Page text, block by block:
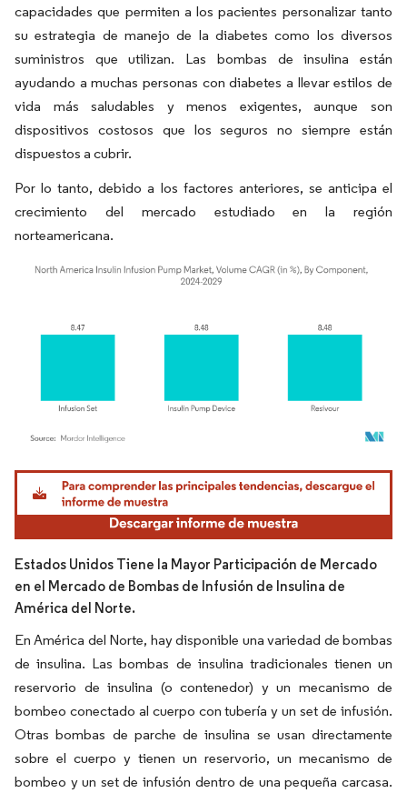
capacidades que permiten a los pacientes personalizar tanto
su estrategia de manejo de la diabetes como los diversos
suministros que utilizan. Las bombas de insulina están
ayudando a muchas personas con diabetes a llevar estilos de
vida más saludables y menos exigentes, aunque son
dispositivos costosos que los seguros no siempre están
dispuestos a cubrir.
Por lo tanto, debido a los factores anteriores, se anticipa el
crecimiento del mercado estudiado en la región
norteamericana.
Imagen © Mordor Intelligence. El uso requiere atribución según CC BY 4.0.
Estados Unidos Tiene la Mayor Participación de Mercado
en el Mercado de Bombas de Infusión de Insulina de
América del Norte.
En América del Norte, hay disponible una variedad de bombas
de insulina. Las bombas de insulina tradicionales tienen un
reservorio de insulina (o contenedor) y un mecanismo de
bombeo conectado al cuerpo con tubería y un set de infusión.
Otras bombas de parche de insulina se usan directamente
sobre el cuerpo y tienen un reservorio, un mecanismo de
bombeo y un set de infusión dentro de una pequeña carcasa.